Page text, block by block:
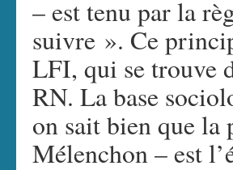
– est tenu par la
suivre ». Ce
LFI, qui se trouve
RN. La base
on sait bien que
Mélenchon – est